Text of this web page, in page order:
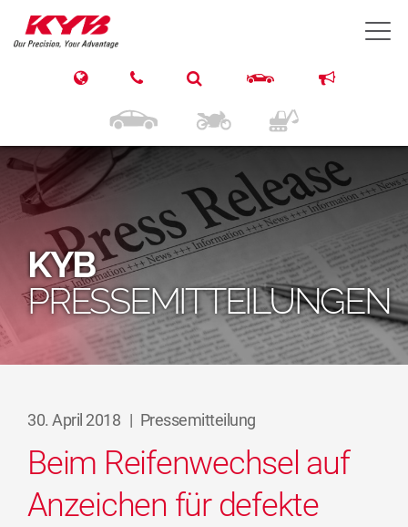
KYB
PRESSEMITTEILUNGEN
30. April 2018 | Pressemitteilung
Beim Reifenwechsel auf
Anzeichen für defekte